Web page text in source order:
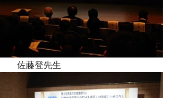
佐藤登先生